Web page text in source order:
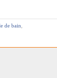
de bain